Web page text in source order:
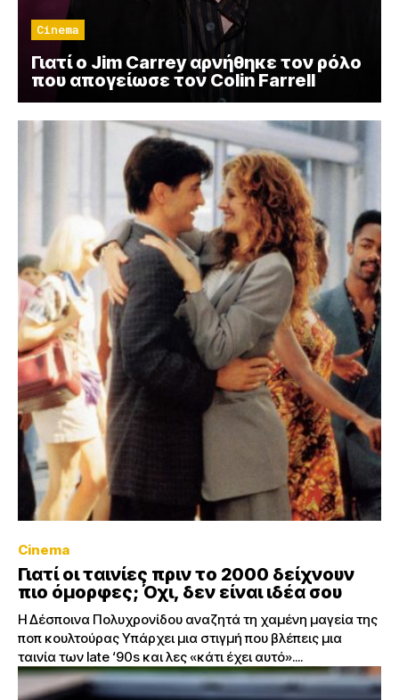
Cinema
Γιατί ο Jim Carrey αρνήθηκε τον ρόλο
που απογείωσε τον Colin Farrell
Cinema
Γιατί οι ταινίες πριν το 2000 δείχνουν
πιο όμορφες; Όχι, δεν είναι ιδέα σου
Η Δέσποινα Πολυχρονίδου αναζητά τη χαμένη μαγεία της
ποπ κουλτούρας Υπάρχει μια στιγμή που βλέπεις μια
ταινία των late ‘90s και λες «κάτι έχει αυτό»....